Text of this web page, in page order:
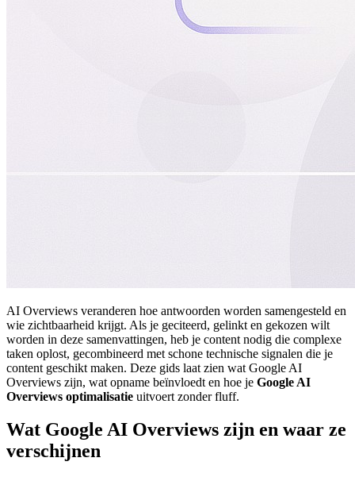
AI Overviews veranderen hoe antwoorden worden samengesteld en
wie zichtbaarheid krijgt. Als je geciteerd, gelinkt en gekozen wilt
worden in deze samenvattingen, heb je content nodig die complexe
taken oplost, gecombineerd met schone technische signalen die je
content geschikt maken. Deze gids laat zien wat Google AI
Overviews zijn, wat opname beïnvloedt en hoe je Google AI
Overviews optimalisatie uitvoert zonder fluff.
Wat Google AI Overviews zijn en waar ze
verschijnen